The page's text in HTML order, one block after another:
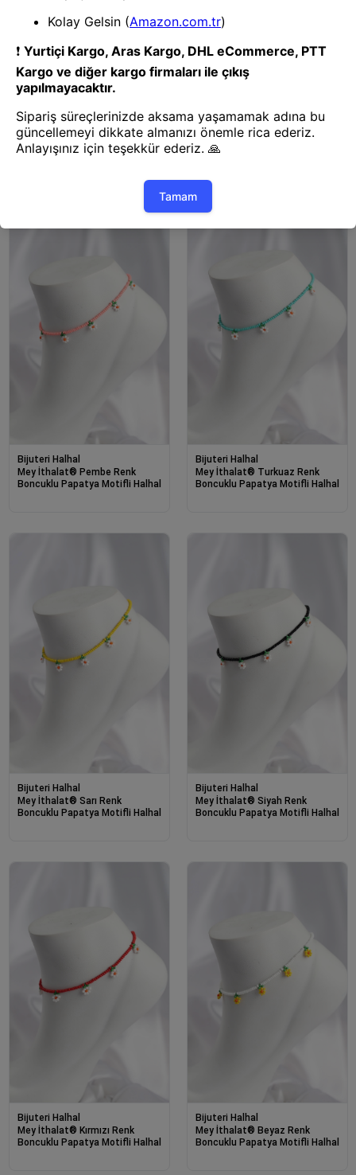
Bijuteri Halhal
Mey İthalat® Beyaz İnci
İstiridyeli Model Halhal
Bijuteri Halhal
Mey İthalat® Buz Mavisi Renk
Boncuklu Papatya Motifli Halhal
Bijuteri Halhal
Mey İthalat® Pembe Renk
Boncuklu Papatya Motifli Halhal
Bijuteri Halhal
Mey İthalat® Turkuaz Renk
Boncuklu Papatya Motifli Halhal
Bijuteri Halhal
Mey İthalat® Sarı Renk
Boncuklu Papatya Motifli Halhal
Bijuteri Halhal
Mey İthalat® Siyah Renk
Boncuklu Papatya Motifli Halhal
Bijuteri Halhal
Mey İthalat® Kırmızı Renk
Boncuklu Papatya Motifli Halhal
Bijuteri Halhal
Mey İthalat® Beyaz Renk
Boncuklu Papatya Motifli Halhal